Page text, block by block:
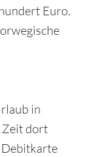
Euro.
in
Zeit dort